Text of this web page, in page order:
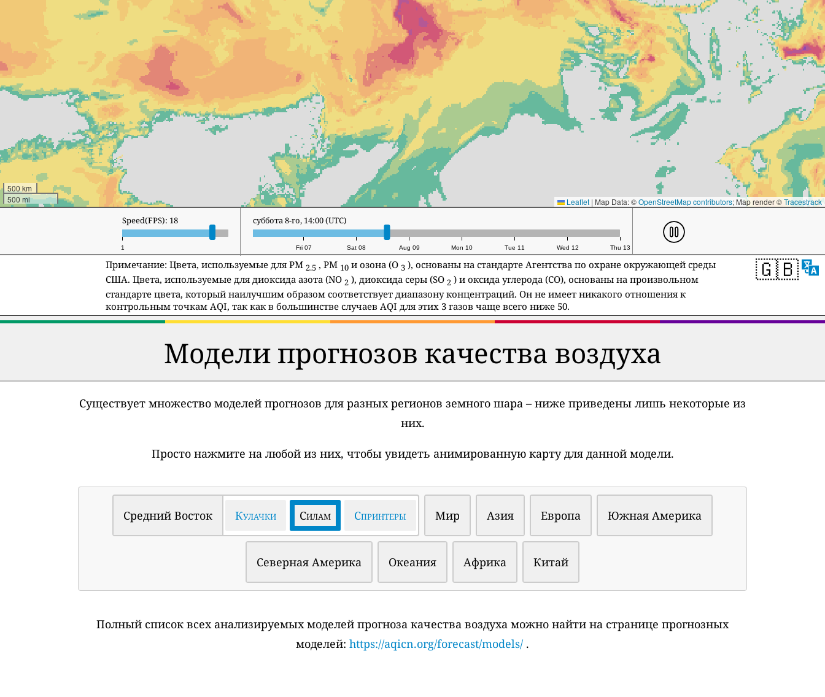
500 km
500 mi
Leaflet | Map Data: ©OpenStreetMap contributors; Map render ©Tracestrack
1
Speed(FPS): 18
Fri 07 Sat 08 Aug 09 Mon 10 Tue 11 Wed 12 Thu 13
воскресенье 9-го, 9:00 (UTC)
🇬🇧
Примечание: Цвета, используемые для PM 2.5 , PM 10 и озона (O 3 ), основаны на стандарте Агентства по охране окружающей среды
США. Цвета, используемые для диоксида азота (NO 2 ), диоксида серы (SO 2 ) и оксида углерода (CO), основаны на произвольном
стандарте цвета, который наилучшим образом соответствует диапазону концентраций. Он не имеет никакого отношения к
контрольным точкам AQI, так как в большинстве случаев AQI для этих 3 газов чаще всего ниже 50.
Модели прогнозов качества воздуха
Существует множество моделей прогнозов для разных регионов земного шара – ниже приведены лишь некоторые из
них.
Просто нажмите на любой из них, чтобы увидеть анимированную карту для данной модели.
Средний Восток Кулачки Силам Спринтеры Мир Азия Европа Южная Америка
Северная Америка Океания Африка Китай
Полный список всех анализируемых моделей прогноза качества воздуха можно найти на странице прогнозных
моделей: https://aqicn.org/forecast/models/ .